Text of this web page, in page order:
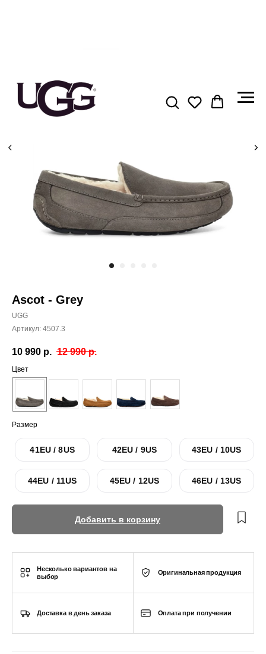
Ascot - Grey
UGG
Артикул: 4507.3
10 990 р. 12 990 р.
Цвет
Размер
41EU / 8US 42EU / 9US 43EU / 10US
44EU / 11US 45EU / 12US 46EU / 13US
Добавить в корзину
Несколько вариантов на
выбор
Оригинальная продукция
Доставка в день заказа Оплата при получении